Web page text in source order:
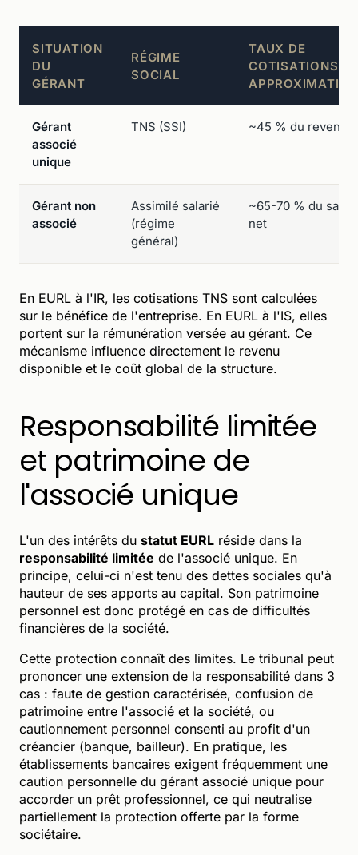
SITUATION
DU
GÉRANT
RÉGIME
SOCIAL
TAUX DE
COTISATIONS
APPROXIMATIF
Gérant
associé
unique
TNS (SSI) ~45 % du revenu
Gérant non
associé
Assimilé salarié
(régime
général)
~65-70 % du
net
En EURL à l'IR, les cotisations TNS sont calculées
sur le bénéfice de l'entreprise. En EURL à l'IS, elles
portent sur la rémunération versée au gérant. Ce
mécanisme influence directement le revenu
disponible et le coût global de la structure.
Responsabilité limitée
et patrimoine de
l'associé unique
L'un des intérêts du statut EURL réside dans la
responsabilité limitée de l'associé unique. En
principe, celui-ci n'est tenu des dettes sociales qu'à
hauteur de ses apports au capital. Son patrimoine
personnel est donc protégé en cas de difficultés
financières de la société.
Cette protection connaît des limites. Le tribunal peut
prononcer une extension de la responsabilité dans 3
cas : faute de gestion caractérisée, confusion de
patrimoine entre l'associé et la société, ou
cautionnement personnel consenti au profit d'un
créancier (banque, bailleur). En pratique, les
établissements bancaires exigent fréquemment une
caution personnelle du gérant associé unique pour
accorder un prêt professionnel, ce qui neutralise
partiellement la protection offerte par la forme
sociétaire.